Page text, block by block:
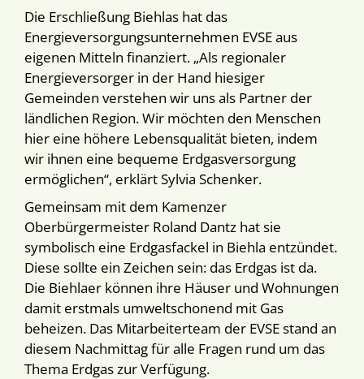
Die Erschließung Biehlas hat das
Energieversorgungsunternehmen EVSE aus
eigenen Mitteln finanziert. „Als regionaler
Energieversorger in der Hand hiesiger
Gemeinden verstehen wir uns als Partner der
ländlichen Region. Wir möchten den Menschen
hier eine höhere Lebensqualität bieten, indem
wir ihnen eine bequeme Erdgasversorgung
ermöglichen“, erklärt Sylvia Schenker.
Gemeinsam mit dem Kamenzer
Oberbürgermeister Roland Dantz hat sie
symbolisch eine Erdgasfackel in Biehla entzündet.
Diese sollte ein Zeichen sein: das Erdgas ist da.
Die Biehlaer können ihre Häuser und Wohnungen
damit erstmals umweltschonend mit Gas
beheizen. Das Mitarbeiterteam der EVSE stand an
diesem Nachmittag für alle Fragen rund um das
Thema Erdgas zur Verfügung.